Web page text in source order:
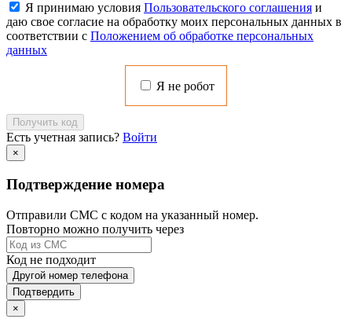
Я принимаю условия Пользовательского соглашения и
даю свое согласие на обработку моих персональных данных в
соответствии с Положением об обработке персональных
данных
Я не робот
Получить код
Есть учетная запись? Войти
×
Подтверждение номера
Отправили СМС с кодом на указанный номер.
Повторно можно получить через
Код не подходит
Другой номер телефона
Подтвердить
×